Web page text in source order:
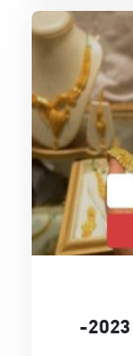
أسعار الذهب اليوم الأربعاء 2023-